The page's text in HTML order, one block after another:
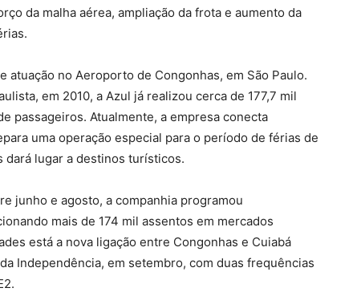
da malha aérea, ampliação da frota e aumento da
atuação no Aeroporto de Congonhas, em São Paulo.
em 2010, a Azul já realizou cerca de 177,7 mil
passageiros. Atualmente, a empresa conecta
uma operação especial para o período de férias de
lugar a destinos turísticos.
junho e agosto, a companhia programou
mais de 174 mil assentos em mercados
está a nova ligação entre Congonhas e Cuiabá
Independência, em setembro, com duas frequências